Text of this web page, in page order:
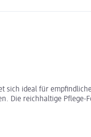
sich ideal für
Die reichhaltige Pflege-